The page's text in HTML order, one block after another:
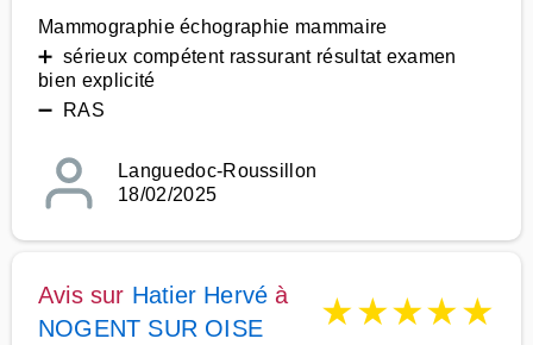
Mammographie échographie mammaire
➕ sérieux compétent rassurant résultat examen
bien explicité
➖ RAS
Languedoc-Roussillon
18/02/2025
Avis sur Hatier Hervé à
NOGENT SUR OISE
★★★★★